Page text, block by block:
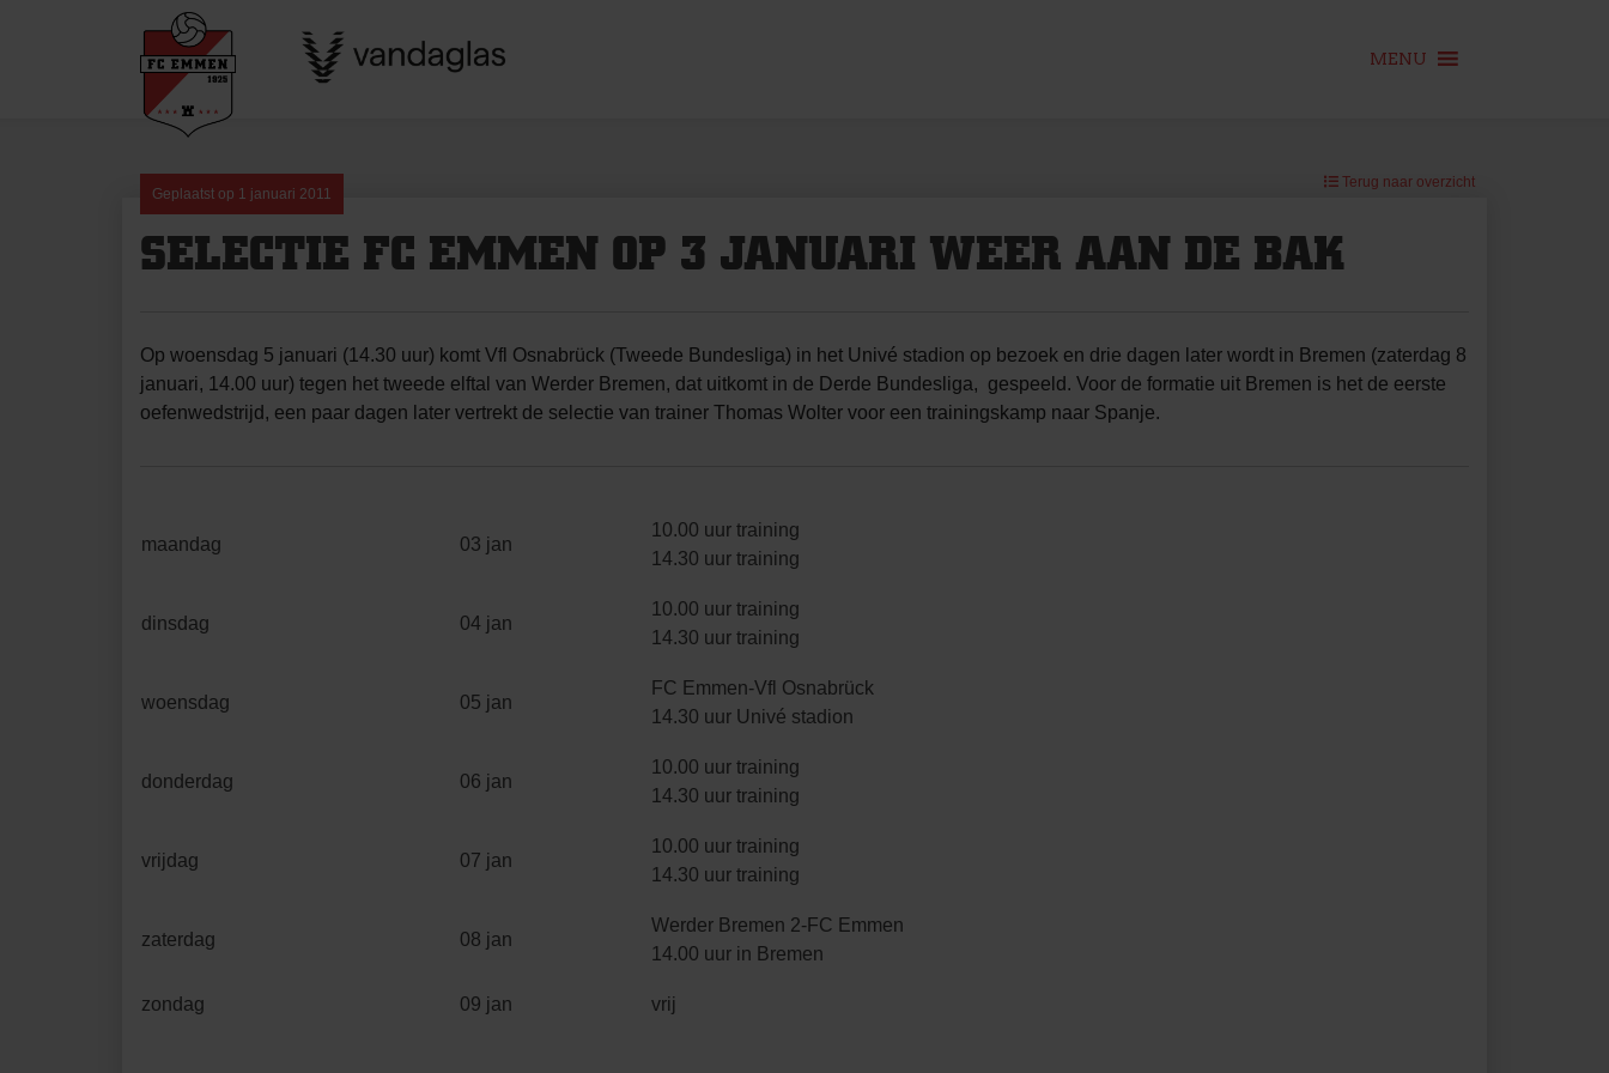
MENU
Geplaatst op 1 januari 2011
Terug naar overzicht
SELECTIE FC EMMEN OP 3 JANUARI WEER AAN DE BAK
Op woensdag 5 januari (14.30 uur) komt Vfl Osnabrück (Tweede Bundesliga) in het Univé stadion op bezoek en drie dagen later wordt in Bremen (zaterdag 8
januari, 14.00 uur) tegen het tweede elftal van Werder Bremen, dat uitkomt in de Derde Bundesliga, gespeeld. Voor de formatie uit Bremen is het de eerste
oefenwedstrijd, een paar dagen later vertrekt de selectie van trainer Thomas Wolter voor een trainingskamp naar Spanje.
maandag 03 jan
10.00 uur training
14.30 uur training
dinsdag 04 jan
10.00 uur training
14.30 uur training
woensdag 05 jan
FC Emmen-Vfl Osnabrück
14.30 uur Univé stadion
donderdag 06 jan
10.00 uur training
14.30 uur training
vrijdag 07 jan
10.00 uur training
14.30 uur training
zaterdag 08 jan
Werder Bremen 2-FC Emmen
14.00 uur in Bremen
zondag 09 jan vrij